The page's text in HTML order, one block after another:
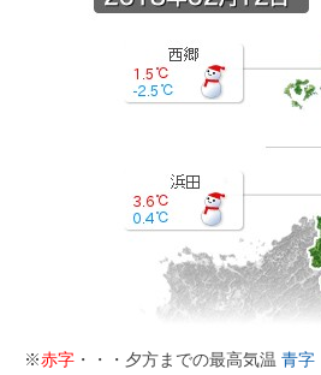
※赤字 ・・・夕方までの最高気温 青字